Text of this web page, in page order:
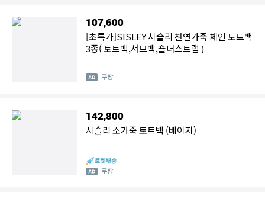
107,600
[초특가]SISLEY 시슬리 천연가죽 체인 토트백
3종( 토트백,서브백,숄더스트랩 )
쿠팡
142,800
시슬리 소가죽 토트백 (베이지)
쿠팡